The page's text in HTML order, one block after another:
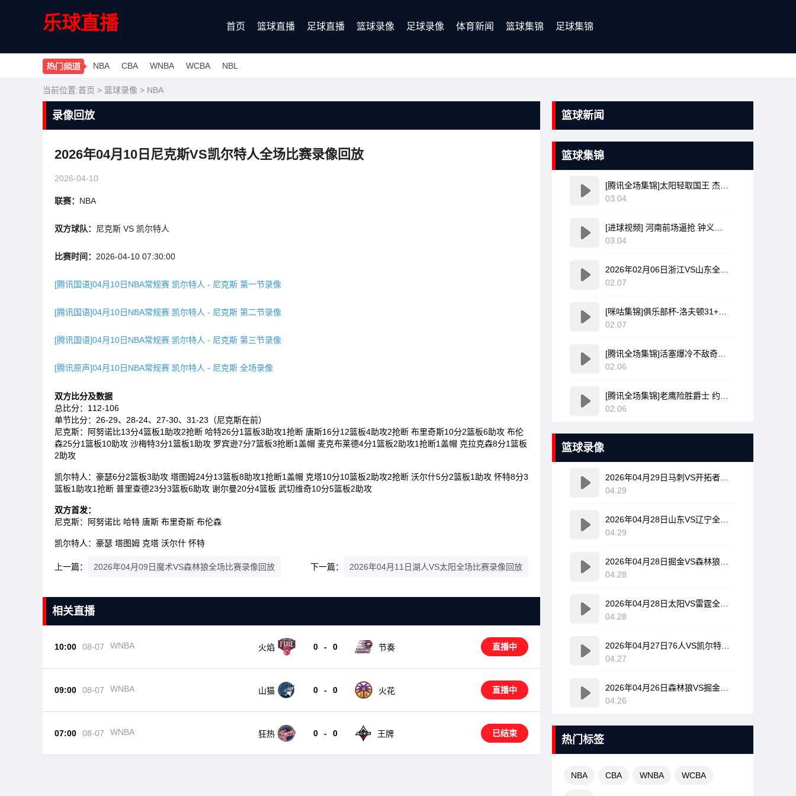
乐球直播 首页 篮球直播 足球直播 篮球录像 足球录像 体育新闻 篮球集锦 足球集锦
NBA CBA WNBA WCBA NBL
当前位置:首页 > 篮球录像 > NBA
录像回放
2026年04月10日尼克斯VS凯尔特人全场比赛录像回放
2026-04-10
联赛： NBA
双方球队： 尼克斯 VS 凯尔特人
比赛时间： 2026-04-10 07:30:00
[腾讯国语]04月10日NBA常规赛 凯尔特人 - 尼克斯 第一节录像
[腾讯国语]04月10日NBA常规赛 凯尔特人 - 尼克斯 第二节录像
[腾讯国语]04月10日NBA常规赛 凯尔特人 - 尼克斯 第三节录像
[腾讯原声]04月10日NBA常规赛 凯尔特人 - 尼克斯 全场录像
双方比分及数据
总比分：112-106
单节比分：26-29、28-24、27-30、31-23（尼克斯在前）
尼克斯：阿努诺比13分4篮板1助攻2抢断 哈特26分1篮板3助攻1抢断 唐斯16分12篮板4助攻2抢断 布里奇斯10分2篮板6助攻 布伦
森25分1篮板10助攻 沙梅特3分1篮板1助攻 罗宾逊7分7篮板3抢断1盖帽 麦克布莱德4分1篮板2助攻1抢断1盖帽 克拉克森8分1篮板
2助攻
凯尔特人：豪瑟6分2篮板3助攻 塔图姆24分13篮板8助攻1抢断1盖帽 克塔10分10篮板2助攻2抢断 沃尔什5分2篮板1助攻 怀特8分3
篮板1助攻1抢断 普里查德23分3篮板6助攻 谢尔曼20分4篮板 武切维奇10分5篮板2助攻
双方首发：
尼克斯：阿努诺比 哈特 唐斯 布里奇斯 布伦森
凯尔特人：豪瑟 塔图姆 克塔 沃尔什 怀特
上一篇： 2026年04月09日魔术VS森林狼全场比赛录像回放 下一篇： 2026年04月11日湖人VS太阳全场比赛录像回放
相关直播
10:00 08-07 WNBA 火焰 0 - 0 节奏 直播中
09:00 08-07 WNBA 山猫 0 - 0 火花 直播中
07:00 08-07 WNBA 狂热 0 - 0 王牌 已结束
篮球新闻
篮球集锦
03.04
03.04
02.07
02.07
02.06
02.06
篮球录像
04.29
04.29
04.28
04.28
04.27
04.26
热门标签
NBA CBA WNBA WCBA